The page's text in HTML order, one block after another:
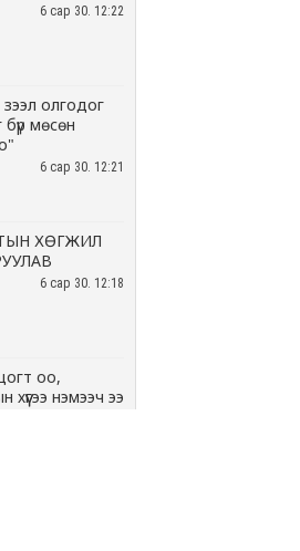
6 сар 30. 12:22
олгодог
мөсөн
6 сар 30. 12:21
ХӨГЖИЛ
6 сар 30. 12:18
оо,
нэмээч ээ